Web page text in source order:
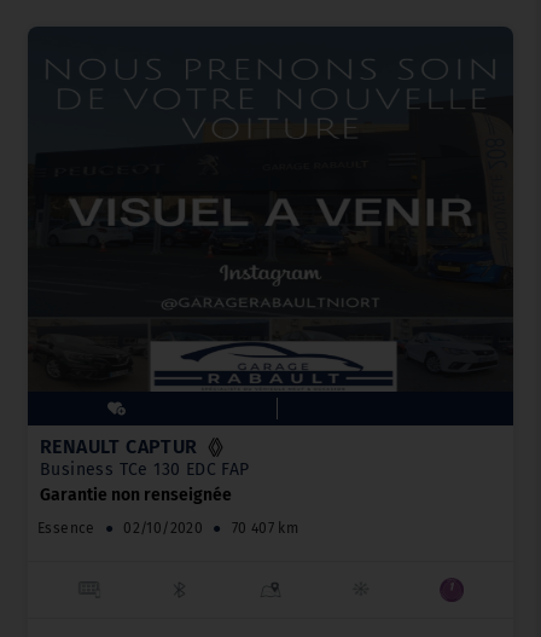
RENAULT CAPTUR
Business TCe 130 EDC FAP
Garantie non renseignée
Essence ● 02/10/2020 ● 70 407 km